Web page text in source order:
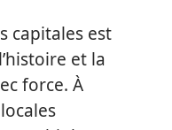
capitales est
et la
force. À